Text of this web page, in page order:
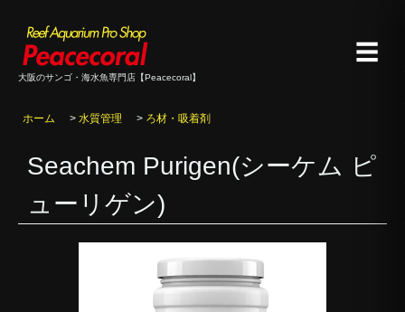
大阪のサンゴ・海水魚専門店【Peacecoral】
☰
ホーム > 水質管理 > ろ材・吸着剤
Seachem Purigen(シーケム ピ
ューリゲン)